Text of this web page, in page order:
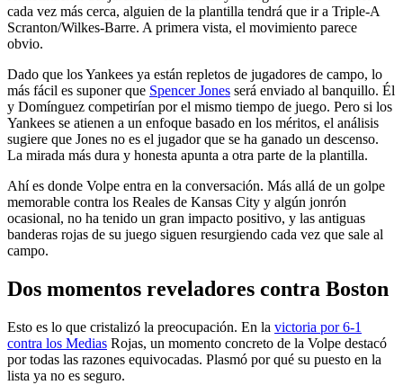
cada vez más cerca, alguien de la plantilla tendrá que ir a Triple-A
Scranton/Wilkes-Barre. A primera vista, el movimiento parece
obvio.
Dado que los Yankees ya están repletos de jugadores de campo, lo
más fácil es suponer que Spencer Jones será enviado al banquillo. Él
y Domínguez competirían por el mismo tiempo de juego. Pero si los
Yankees se atienen a un enfoque basado en los méritos, el análisis
sugiere que Jones no es el jugador que se ha ganado un descenso.
La mirada más dura y honesta apunta a otra parte de la plantilla.
Ahí es donde Volpe entra en la conversación. Más allá de un golpe
memorable contra los Reales de Kansas City y algún jonrón
ocasional, no ha tenido un gran impacto positivo, y las antiguas
banderas rojas de su juego siguen resurgiendo cada vez que sale al
campo.
Dos momentos reveladores contra Boston
Esto es lo que cristalizó la preocupación. En la victoria por 6-1
contra los Medias Rojas, un momento concreto de la Volpe destacó
por todas las razones equivocadas. Plasmó por qué su puesto en la
lista ya no es seguro.